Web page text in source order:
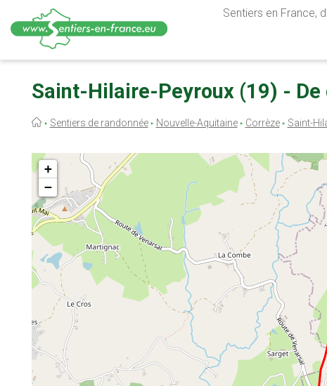
contenu
Sentiers en France,
Saint-Hilaire-Peyroux (19) - De
Fil
Sentiers de randonnée Nouvelle-Aquitaine Corrèze Saint-
+
−